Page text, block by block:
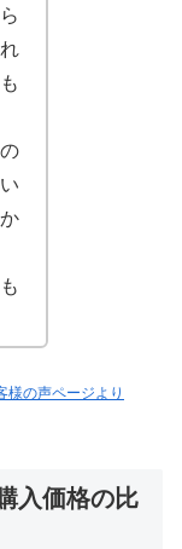
様の声ページより
入価格の比